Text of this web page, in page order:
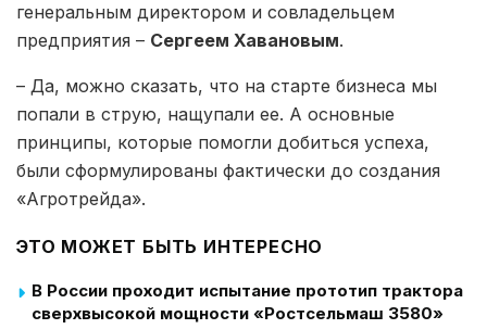
генеральным директором и совладельцем
предприятия – Сергеем Хавановым.
– Да, можно сказать, что на старте бизнеса мы
попали в струю, нащупали ее. А основные
принципы, которые помогли добиться успеха,
были сформулированы фактически до создания
«Агротрейда».
ЭТО МОЖЕТ БЫТЬ ИНТЕРЕСНО
В России проходит испытание прототип трактора
сверхвысокой мощности «Ростсельмаш 3580»